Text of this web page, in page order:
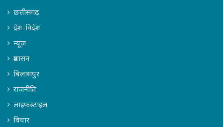
छत्तीसगढ़
देश-विदेश
न्यूज़
प्रशासन
बिलासपुर
राजनीति
लाइफ़स्टाइल
विचार